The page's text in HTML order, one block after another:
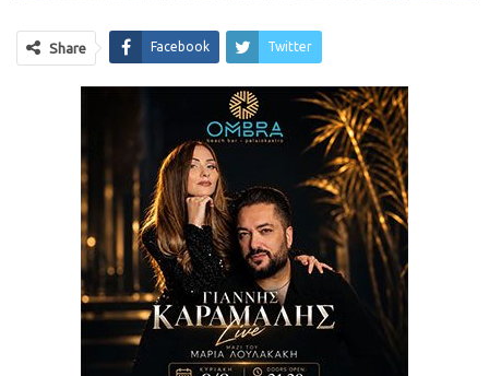
Share Facebook Twitter